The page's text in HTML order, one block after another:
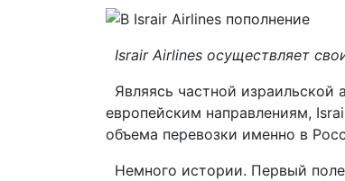
Israir Airlines осуществляет
Являясь частной
европейским направлениям,
объема перевозки именно в
Немного истории. Первый